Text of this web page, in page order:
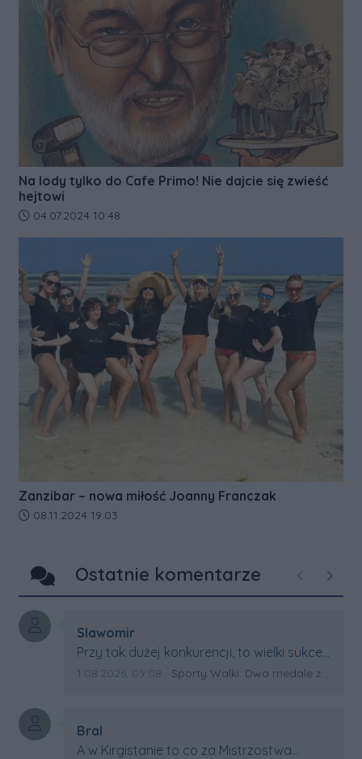
Na lody tylko do Cafe Primo! Nie dajcie się zwieść
hejtowi
Data dodania artykułu:
04.07.2024 10:48
Zanzibar – nowa miłość Joanny Franczak
Data dodania artykułu:
08.11.2024 19:03
Ostatnie komentarze Poprzednie
Autor komentarza:
Slawomir
Treść komentarza:
Przy tak dużej konkurencji, to wielki sukces
Artura. Gratulacje !
Data dodania komentarza:
1.08.2026, 09:08 Źródło komentarza:
Sporty Walki: Dwa medale za oceanem
Autor komentarza:
Bral
Treść komentarza:
A w Kirgistanie to co za Mistrzostwa